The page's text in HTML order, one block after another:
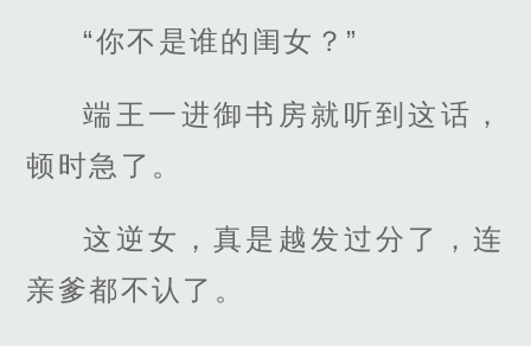
“你不是谁的闺女？”
端王一进御书房就听到这话，
顿时急了。
这逆女，真是越发过分了，连
亲爹都不认了。